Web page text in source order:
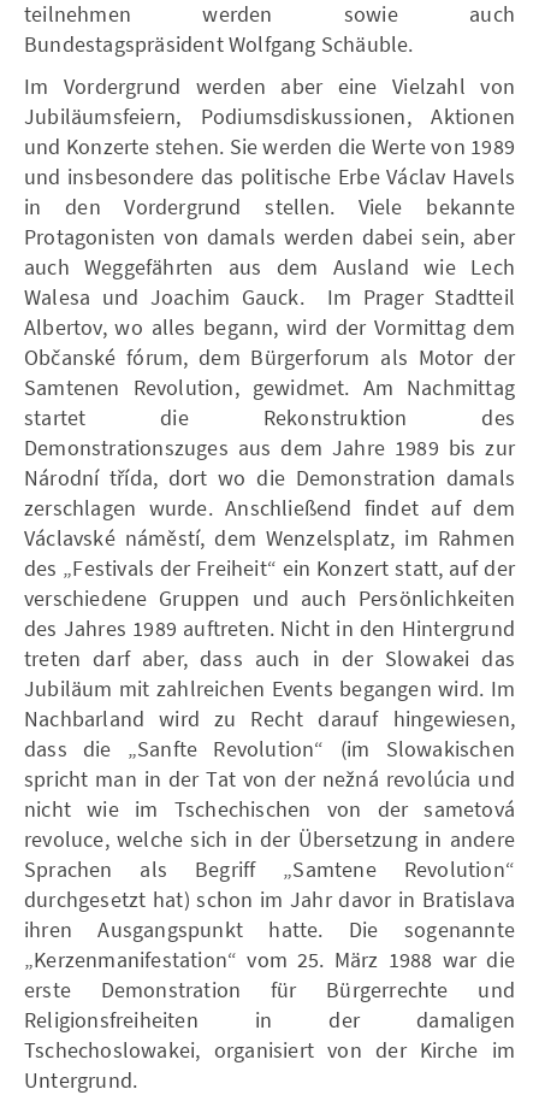
teilnehmen werden sowie auch
Bundestagspräsident Wolfgang Schäuble.
Im Vordergrund werden aber eine Vielzahl von
Jubiläumsfeiern, Podiumsdiskussionen, Aktionen
und Konzerte stehen. Sie werden die Werte von 1989
und insbesondere das politische Erbe Václav Havels
in den Vordergrund stellen. Viele bekannte
Protagonisten von damals werden dabei sein, aber
auch Weggefährten aus dem Ausland wie Lech
Walesa und Joachim Gauck. Im Prager Stadtteil
Albertov, wo alles begann, wird der Vormittag dem
Občanské fórum, dem Bürgerforum als Motor der
Samtenen Revolution, gewidmet. Am Nachmittag
startet die Rekonstruktion des
Demonstrationszuges aus dem Jahre 1989 bis zur
Národní třída, dort wo die Demonstration damals
zerschlagen wurde. Anschließend findet auf dem
Václavské náměstí, dem Wenzelsplatz, im Rahmen
des „Festivals der Freiheit“ ein Konzert statt, auf der
verschiedene Gruppen und auch Persönlichkeiten
des Jahres 1989 auftreten. Nicht in den Hintergrund
treten darf aber, dass auch in der Slowakei das
Jubiläum mit zahlreichen Events begangen wird. Im
Nachbarland wird zu Recht darauf hingewiesen,
dass die „Sanfte Revolution“ (im Slowakischen
spricht man in der Tat von der nežná revolúcia und
nicht wie im Tschechischen von der sametová
revoluce, welche sich in der Übersetzung in andere
Sprachen als Begriff „Samtene Revolution“
durchgesetzt hat) schon im Jahr davor in Bratislava
ihren Ausgangspunkt hatte. Die sogenannte
„Kerzenmanifestation“ vom 25. März 1988 war die
erste Demonstration für Bürgerrechte und
Religionsfreiheiten in der damaligen
Tschechoslowakei, organisiert von der Kirche im
Untergrund.